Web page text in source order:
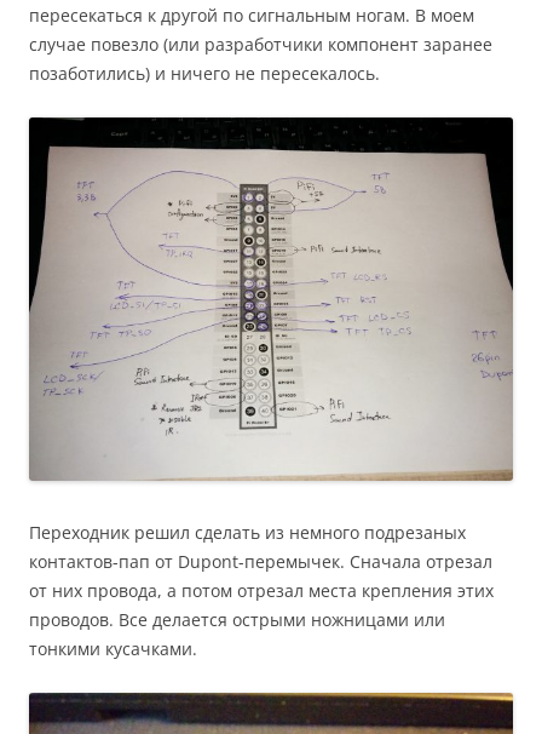
пересекаться к другой по сигнальным ногам. В моем
случае повезло (или разработчики компонент заранее
позаботились) и ничего не пересекалось.
Переходник решил сделать из немного подрезаных
контактов-пап от Dupont-перемычек. Сначала отрезал
от них провода, а потом отрезал места крепления этих
проводов. Все делается острыми ножницами или
тонкими кусачками.